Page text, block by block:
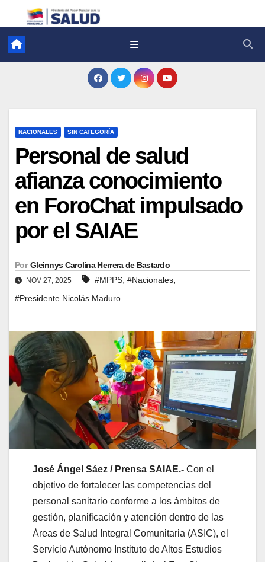
NACIONALES SIN CATEGORÍA
Personal de salud
afianza conocimiento
en ForoChat impulsado
por el SAIAE
Por Gleinnys Carolina Herrera de Bastardo
NOV 27, 2025 #MPPS, #Nacionales,
#Presidente Nicolás Maduro
José Ángel Sáez / Prensa SAIAE.- Con el
objetivo de fortalecer las competencias del
personal sanitario conforme a los ámbitos de
gestión, planificación y atención dentro de las
Áreas de Salud Integral Comunitaria (ASIC), el
Servicio Autónomo Instituto de Altos Estudios